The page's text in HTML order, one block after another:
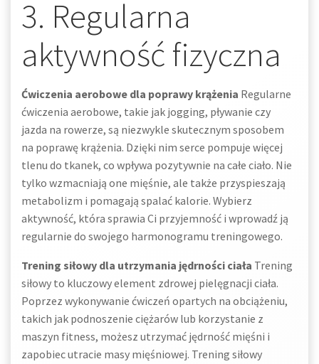
3. Regularna
aktywność fizyczna
Ćwiczenia aerobowe dla poprawy krążenia Regularne
ćwiczenia aerobowe, takie jak jogging, pływanie czy
jazda na rowerze, są niezwykle skutecznym sposobem
na poprawę krążenia. Dzięki nim serce pompuje więcej
tlenu do tkanek, co wpływa pozytywnie na całe ciało. Nie
tylko wzmacniają one mięśnie, ale także przyspieszają
metabolizm i pomagają spalać kalorie. Wybierz
aktywność, która sprawia Ci przyjemność i wprowadź ją
regularnie do swojego harmonogramu treningowego.
Trening siłowy dla utrzymania jędrności ciała Trening
siłowy to kluczowy element zdrowej pielęgnacji ciała.
Poprzez wykonywanie ćwiczeń opartych na obciążeniu,
takich jak podnoszenie ciężarów lub korzystanie z
maszyn fitness, możesz utrzymać jędrność mięśni i
zapobiec utracie masy mięśniowej. Trening siłowy